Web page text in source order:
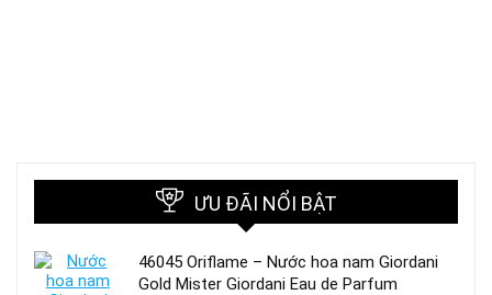
ƯU ĐÃI NỔI BẬT
46045 Oriflame – Nước hoa nam Giordani
Gold Mister Giordani Eau de Parfum